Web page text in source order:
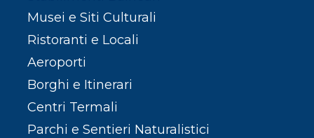
Musei e Siti Culturali
Ristoranti e Locali
Aeroporti
Borghi e Itinerari
Centri Termali
Parchi e Sentieri Naturalistici